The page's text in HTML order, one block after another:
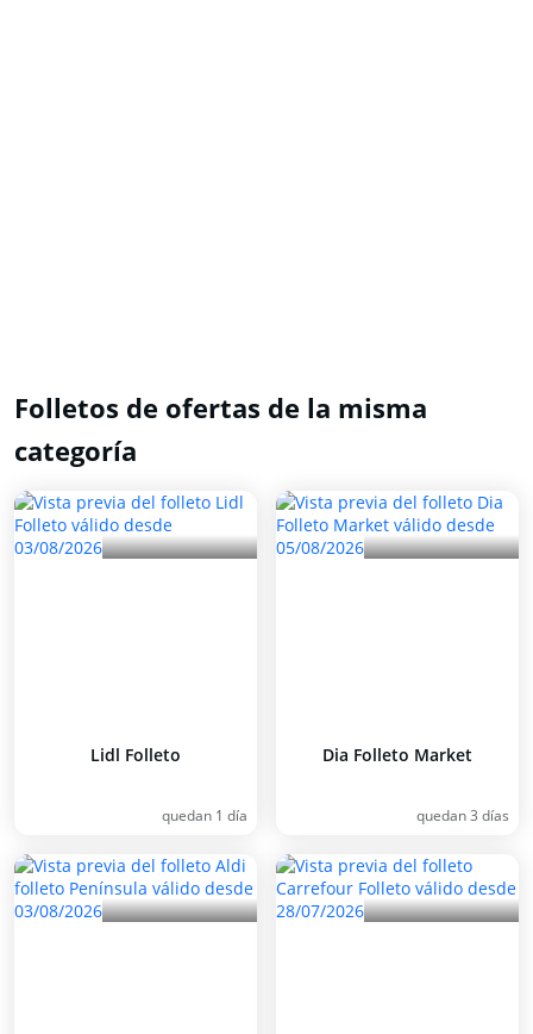
Folletos de ofertas de la misma
categoría
Lidl Folleto
quedan 1 día
Dia Folleto Market
quedan 3 días